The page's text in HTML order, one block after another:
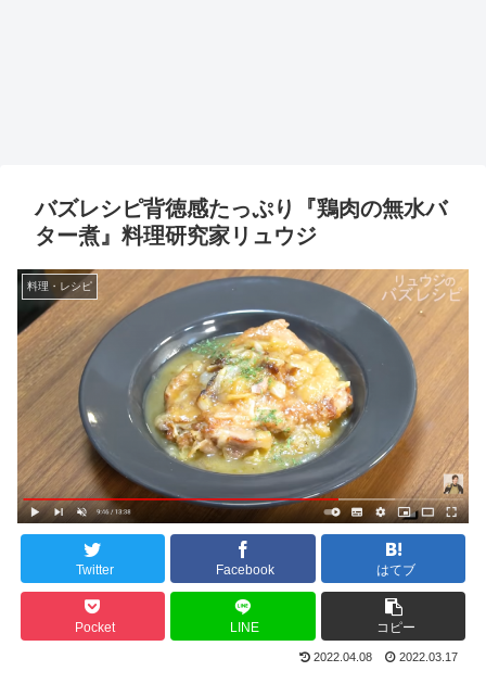
バズレシピ背徳感たっぷり『鶏肉の無水バ
ター煮』料理研究家リュウジ
料理・レシピ
Twitter Facebook はてブ
Pocket LINE コピー
2022.04.08 2022.03.17